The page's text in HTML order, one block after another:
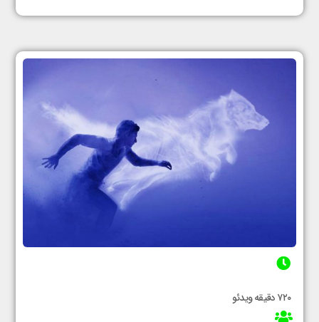
۷۲۰ دقیقه ویدئو